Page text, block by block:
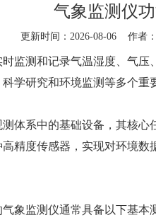
气象监测仪
更新时间：2026-08-06 作者：
监测和记录气温湿度、气
学研究和环境监测等多个重
体系中的基础设备，其核
精度传感器，实现对环境
象监测仪通常具备以下基